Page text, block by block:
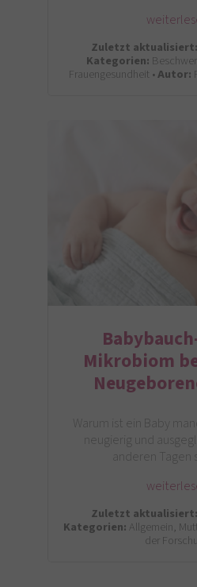
Zuletzt aktualisiert:
Kategorien:
Frauengesundheit •Autor:
Mikrobiom
Warum ist ein Baby
neugierig und
anderen Tagen
Zuletzt aktualisiert:
Kategorien: Allgemein,
der